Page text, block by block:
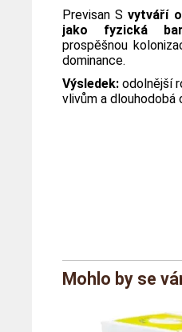
Previsan Svytváří
jako fyzická
prospěšnou
dominance.
Výsledek: odolnější
vlivům a dlouhodobá
Značka
Velikost
Mohlo by se